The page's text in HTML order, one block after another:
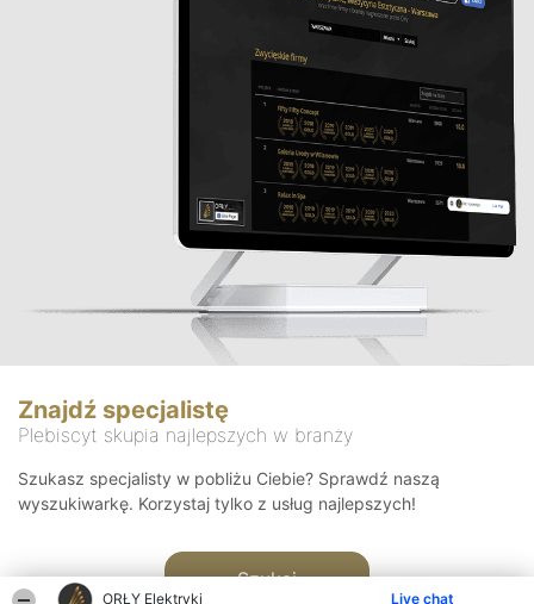
ORŁY Elektryki Live chat
Znajdź specjalistę
Plebiscyt skupia najlepszych w branży
Szukasz specjalisty w pobliżu Ciebie? Sprawdź naszą
wyszukiwarkę. Korzystaj tylko z usług najlepszych!
Szukaj